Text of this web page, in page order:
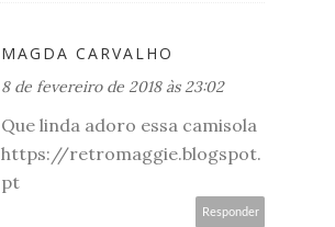
MAGDA CARVALHO
8 de fevereiro de 2018 às 23:02
Que linda adoro essa camisola
https://retromaggie.blogspot.
pt
Responder